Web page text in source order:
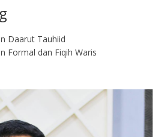
Daarut Tauhiid
Formal dan Fiqih Waris